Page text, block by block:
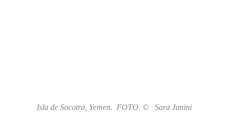
Isla de Socotra, Yemen. FOTO © Sara Janini